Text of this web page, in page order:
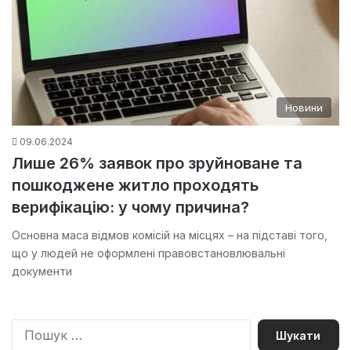
Новини
09.06.2024
Лише 26% заявок про зруйноване та
пошкоджене житло проходять
верифікацію: у чому причина?
Основна маса відмов комісій на місцях – на підставі того,
що у людей не оформлені правовстановлювальні
документи
П